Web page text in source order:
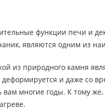
функции печи
являются одним из
из природного камня
и даже со
многие годы. К тому